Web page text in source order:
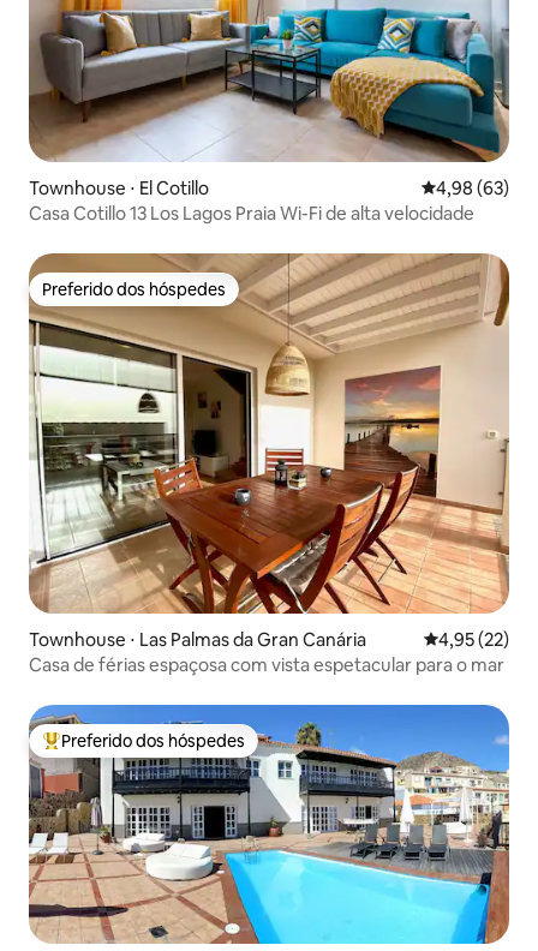
Townhouse ⋅ El Cotillo 4,98 de uma
4,98 (63)
Casa Cotillo 13 Los Lagos Praia Wi-Fi de alta velocidade
Preferido dos hóspedes
Preferido dos hóspedes
Townhouse ⋅ Las Palmas da Gran Canária 4,95 de uma
4,95 (22)
Casa de férias espaçosa com vista espetacular para o mar
Entre os melhores preferidos dos hóspedes
Preferido dos hóspedes